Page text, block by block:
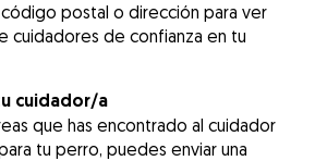
código postal o dirección para ver
cuidadores de confianza en tu
cuidador/a
que has encontrado al cuidador
tu perro, puedes enviar una